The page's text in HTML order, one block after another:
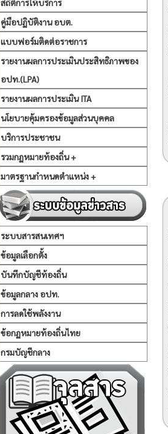
สถิติการให้บริการ
คู่มือปฏิบัติงาน อบต.
แบบฟอร์มติดต่อราชการ
รายงานผลการประเมินประสิทธิภาพของ
อปท.(LPA)
รายงานผลการประเมิน ITA
นโยบายคุ้มครองข้อมูลส่วนบุคคล
บริการประชาชน
รวมกฏหมายท้องถิ่น +
มาตรฐานกำหนดตำแหน่ง +
ระบบสารสนเทศฯ
ข้อมูลเลือกตั้ง
บันทึกบัญชีท้องถิ่น
ข้อมูลกลาง อปท.
การลดใช้พลังงาน
ข้อกฏหมายท้องถิ่นไทย
กรมบัญชีกลาง